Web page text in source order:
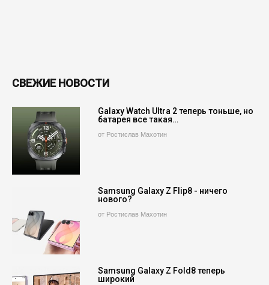
СВЕЖИЕ НОВОСТИ
Galaxy Watch Ultra 2 теперь тоньше, но
батарея все такая…
от Ростислав Махотин
Samsung Galaxy Z Flip8 - ничего
нового?
от Ростислав Махотин
Samsung Galaxy Z Fold8 теперь
широкий